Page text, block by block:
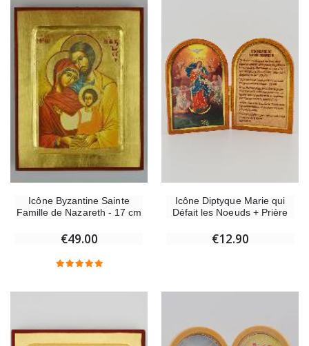
Icône Byzantine Sainte
Famille de Nazareth - 17 cm
€49.00
Icône Diptyque Marie qui
Défait les Noeuds + Prière
€12.90